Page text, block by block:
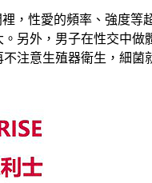
，性愛的頻率、強度
另外，男子在性交中
注意生殖器衛生，細菌